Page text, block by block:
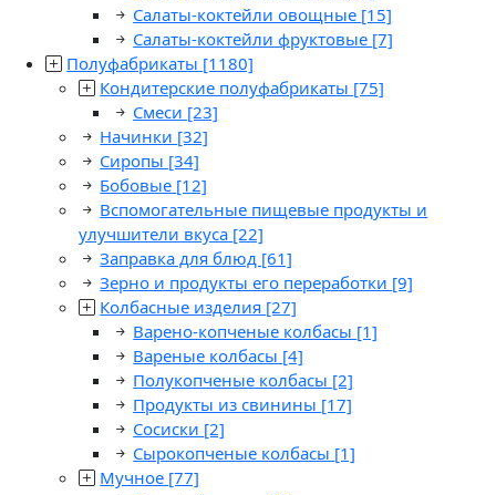
Салаты-коктейли овощные [15]
Салаты-коктейли фруктовые [7]
Полуфабрикаты [1180]
Кондитерские полуфабрикаты [75]
Смеси [23]
Начинки [32]
Сиропы [34]
Бобовые [12]
Вспомогательные пищевые продукты и
улучшители вкуса [22]
Заправка для блюд [61]
Зерно и продукты его переработки [9]
Колбасные изделия [27]
Варено-копченые колбасы [1]
Вареные колбасы [4]
Полукопченые колбасы [2]
Продукты из свинины [17]
Сосиски [2]
Сырокопченые колбасы [1]
Мучное [77]